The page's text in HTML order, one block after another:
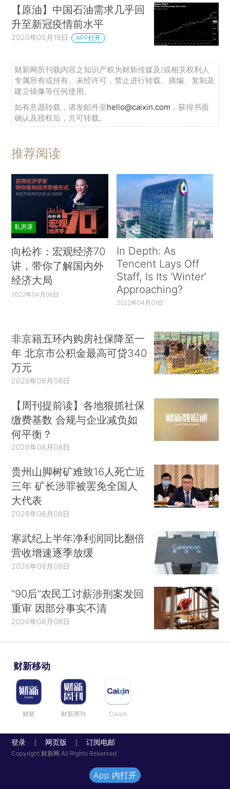
【原油】中国石油需求几乎回
升至新冠疫情前水平
2020年05月19日 APP打开
财新网所刊载内容之知识产权为财新传媒及/或相关权利人
专属所有或持有。未经许可，禁止进行转载、摘编、复制及
建立镜像等任何使用。
如有意愿转载，请发邮件至hello@caixin.com ，获得书面
确认及授权后，方可转载。
推荐阅读
私房课
向松祚：宏观经济70
讲，带你了解国内外
经济大局
2022年04月06日
In Depth: As
Tencent Lays Off
Staff, Is Its ‘Winter’
Approaching?
2022年04月01日
非京籍五环内购房社保降至一
年 北京市公积金最高可贷340
万元
2026年08月08日
【周刊提前读】各地狠抓社保
缴费基数 合规与企业减负如
何平衡？
2026年08月08日
贵州山脚树矿难致16人死亡近
三年 矿长涉罪被罢免全国人
大代表
2026年08月08日
寒武纪上半年净利润同比翻倍
营收增速逐季放缓
2026年08月08日
“90后”农民工讨薪涉刑案发回
重审 因部分事实不清
2026年08月08日
财新移动
财新 财新周刊 Caixin
登录 网页版 订阅电邮
Copyright 财新网 All Rights Reserved
App 内打开